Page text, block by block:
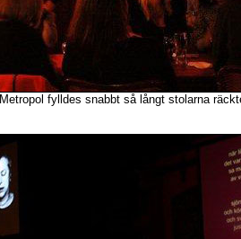
Metropol fylldes snabbt så långt stolarna